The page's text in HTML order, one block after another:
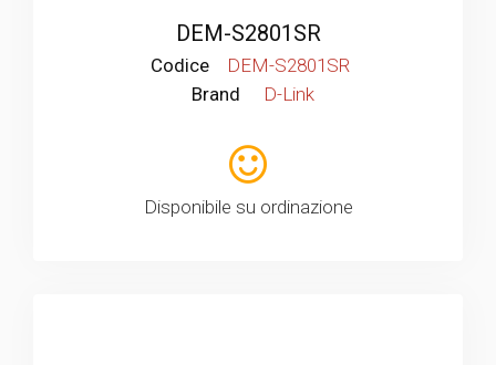
DEM-S2801SR
Codice
DEM-S2801SR
Brand
D-Link
Disponibile su ordinazione